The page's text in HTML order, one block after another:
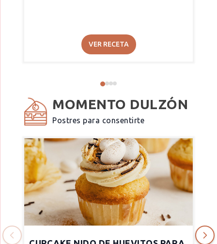
VER RECETA
MOMENTO DULZÓN
Postres para consentirte